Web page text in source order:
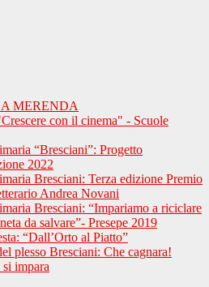
MERENDA
con il cinema" - Scuole
“Bresciani”: Progetto
2022
Bresciani: Terza edizione Premio
Andrea Novani
Bresciani: “Impariamo a riciclare
da salvare”- Presepe 2019
“Dall’Orto al Piatto”
plesso Bresciani: Che cagnara!
impara